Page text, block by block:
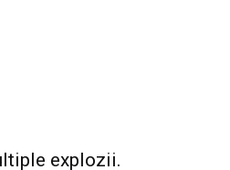
explozii.